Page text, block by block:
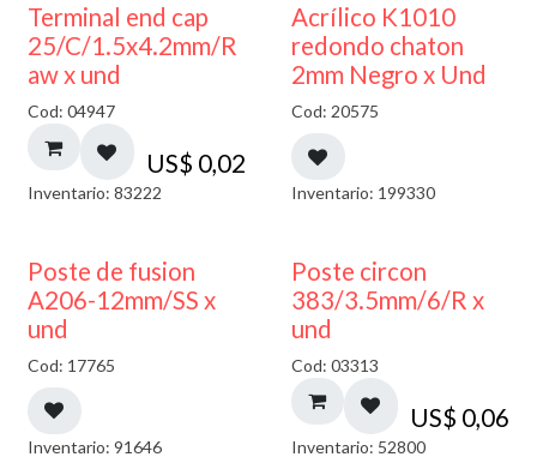
Terminal end cap
25/C/1.5x4.2mm/R
aw x und
Cod: 04947
US$ 0,02
Inventario: 83222
50% DESCUENTO
Acrílico K1010
redondo chaton
2mm Negro x Und
Cod: 20575
Inventario: 199330
Poste de fusion
A206-12mm/SS x
und
Cod: 17765
Inventario: 91646
Poste circon
383/3.5mm/6/R x
und
Cod: 03313
US$ 0,06
Inventario: 52800